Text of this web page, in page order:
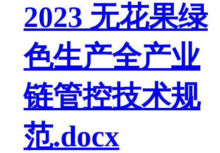
2023 无花果绿
色生产全产业
链管控技术规
范.docx